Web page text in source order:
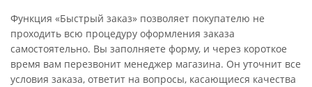
Функция «Быстрый заказ» позволяет покупателю не
проходить всю процедуру оформления заказа
самостоятельно. Вы заполняете форму, и через короткое
время вам перезвонит менеджер магазина. Он уточнит все
условия заказа, ответит на вопросы, касающиеся качества